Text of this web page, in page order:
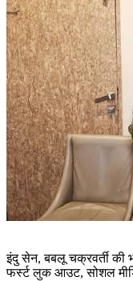
इंदु सेन, बबलू चक्रवर्ती की
फर्स्ट लुक आउट, सोशल